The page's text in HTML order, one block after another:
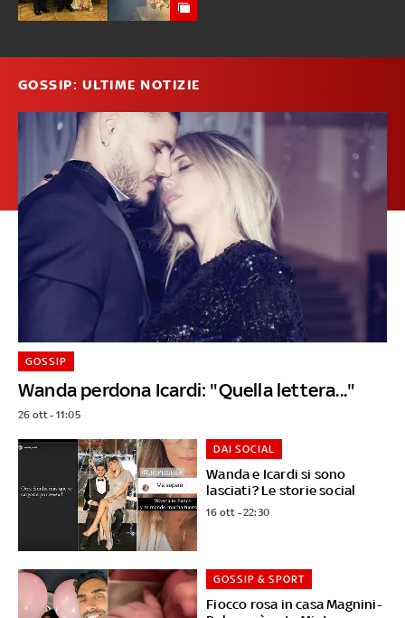
GOSSIP: ULTIME NOTIZIE
Wanda perdona Icardi: "Quella lettera..."
GOSSIP
26 ott - 11:05
Wanda e Icardi si sono
lasciati? Le storie social
DAI SOCIAL
16 ott - 22:30
Fiocco rosa in casa Magnini-
GOSSIP & SPORT